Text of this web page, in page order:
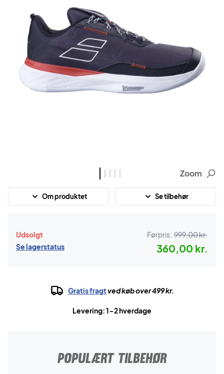
Zoom
Om produktet Se tilbehør
Udsolgt
Se lagerstatus
Førpris: 999,00 kr.
360,00 kr.
Gratis fragtved køb over 499 kr.
Levering: 1-2 hverdage
POPULÆRT TILBEHØR